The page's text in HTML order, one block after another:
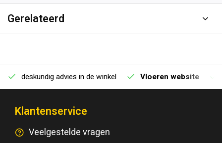
Gerelateerd
deskundig advies in de winkel Vloeren website
Klantenservice
Veelgestelde vragen